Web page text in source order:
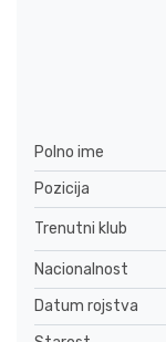
Polno ime
Pozicija
Trenutni klub
Nacionalnost
Datum rojstva